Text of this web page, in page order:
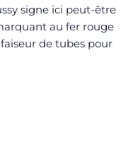
signe ici peut-être
au fer rouge
de tubes pour